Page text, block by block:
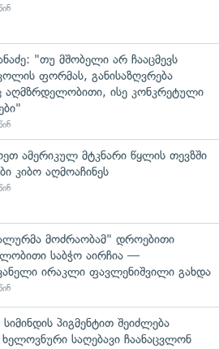
"თუ მშობელი არ ჩააცმევს
ფორმას, განისაზღვრება
ისე კონკრეტული
ამერიკულ მტკნარი წყლის თევზში
კიბო აღმოაჩინეს
მოძრაობამ" დროებითი
საბჭო აირჩია —
ირაკლი ფავლენიშვილი გახდა
პიგმენტით შეიძლება
ხელოვნური საღებავი ჩაანაცვლონ